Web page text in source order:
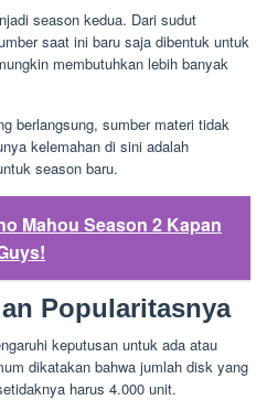
season kedua. Dari sudut
saat ini baru saja dibentuk untuk
membutuhkan lebih banyak
berlangsung, sumber materi tidak
kelemahan di sini adalah
season baru.
Mahou Season 2 Kapan
Popularitasnya
keputusan untuk ada atau
dikatakan bahwa jumlah disk yang
harus 4.000 unit.